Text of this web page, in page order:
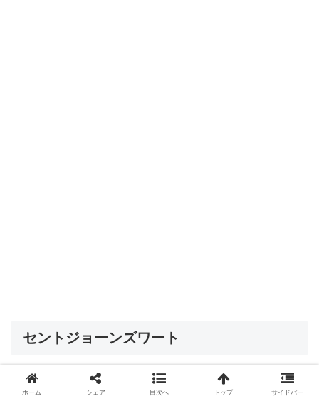
セントジョーンズワート
海外でのダイエットサプリメント全盛期などによく見かけ
ホーム シェア 目次へ トップ サイドバー